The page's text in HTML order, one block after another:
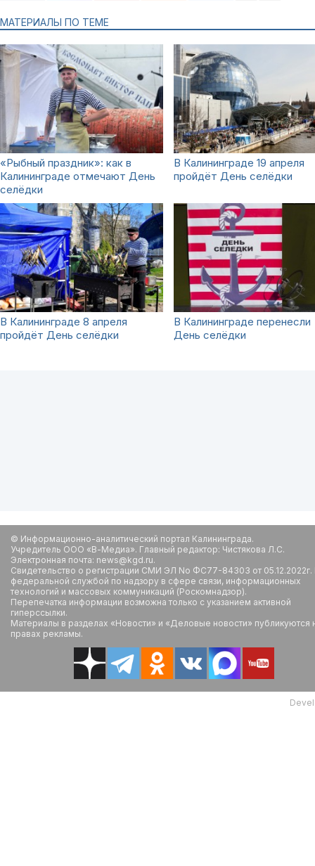
МАТЕРИАЛЫ ПО ТЕМЕ
«Рыбный праздник»: как в
Калининграде отмечают День
селёдки
В Калининграде 19 апреля
пройдёт День селёдки
В Калининграде 8 апреля
пройдёт День селёдки
В Калининграде перенесли
День селёдки
© Информационно-аналитический портал Калининграда.
Учредитель ООО «В-Медиа». Главный редактор: Чистякова Л.С.
Электронная почта: news@kgd.ru.
Свидетельство о регистрации СМИ ЭЛ No ФС77-84303 от
федеральной службой по надзору в сфере связи, информационных
технологий и массовых коммуникаций (Роскомнадзор).
Перепечатка информации возможна только с указанием активной
гиперссылки.
Материалы в разделах «Новости» и «Деловые новости» публикуются
правах рекламы.